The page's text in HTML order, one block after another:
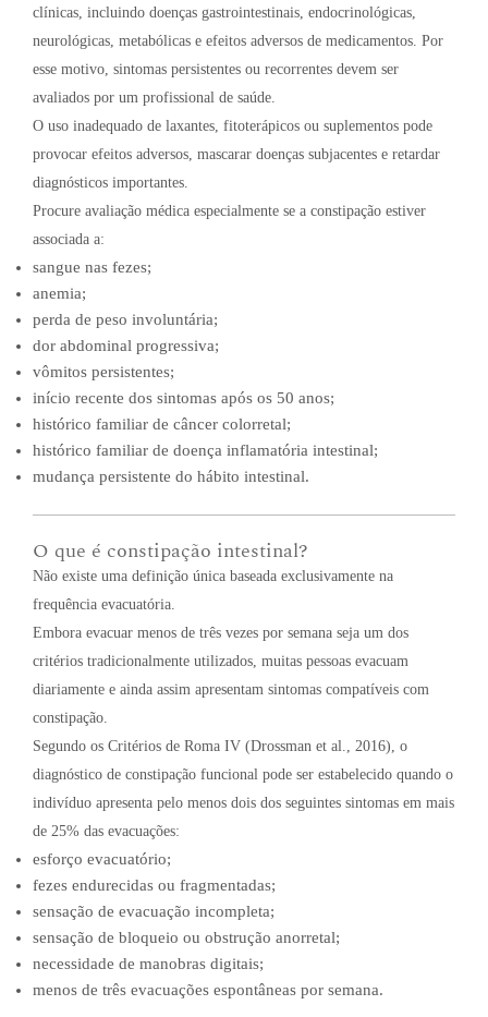
clínicas, incluindo doenças gastrointestinais, endocrinológicas,
neurológicas, metabólicas e efeitos adversos de medicamentos. Por
esse motivo, sintomas persistentes ou recorrentes devem ser
avaliados por um profissional de saúde.
O uso inadequado de laxantes, fitoterápicos ou suplementos pode
provocar efeitos adversos, mascarar doenças subjacentes e retardar
diagnósticos importantes.
Procure avaliação médica especialmente se a constipação estiver
associada a:
sangue nas fezes;
anemia;
perda de peso involuntária;
dor abdominal progressiva;
vômitos persistentes;
início recente dos sintomas após os 50 anos;
histórico familiar de câncer colorretal;
histórico familiar de doença inflamatória intestinal;
mudança persistente do hábito intestinal.
O que é constipação intestinal?
Não existe uma definição única baseada exclusivamente na
frequência evacuatória.
Embora evacuar menos de três vezes por semana seja um dos
critérios tradicionalmente utilizados, muitas pessoas evacuam
diariamente e ainda assim apresentam sintomas compatíveis com
constipação.
Segundo os Critérios de Roma IV (Drossman et al., 2016), o
diagnóstico de constipação funcional pode ser estabelecido quando o
indivíduo apresenta pelo menos dois dos seguintes sintomas em mais
de 25% das evacuações:
esforço evacuatório;
fezes endurecidas ou fragmentadas;
sensação de evacuação incompleta;
sensação de bloqueio ou obstrução anorretal;
necessidade de manobras digitais;
menos de três evacuações espontâneas por semana.